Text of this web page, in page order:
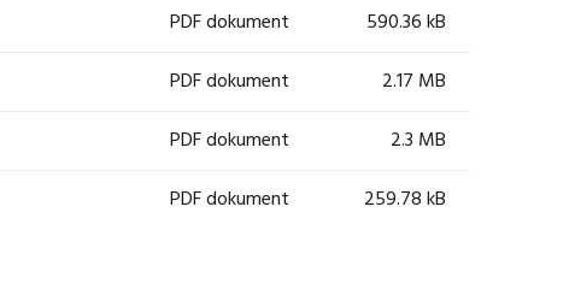
PDF dokument 590.36 kB
PDF dokument 2.17 MB
PDF dokument 2.3 MB
PDF dokument 259.78 kB